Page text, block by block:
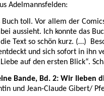
Adelmannsfelden:
Buch toll. Vor allem der
aussieht. Ich konnte das
Text so schön kurz. (…)
und sich sofort in ihn
auf den ersten Blick“.
Bande, Bd. 2: Wir lieben
und Jean-Claude Gibert/